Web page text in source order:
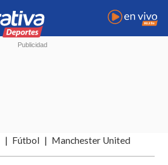
Fútbol Manchester United